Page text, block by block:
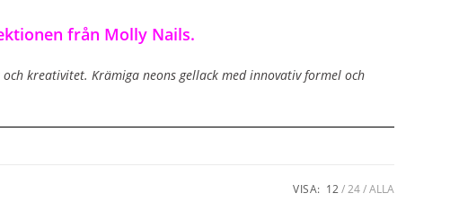
från Molly Nails.
kreativitet. Krämiga neons gellack med innovativ formel och
VISA: 12 24 ALLA